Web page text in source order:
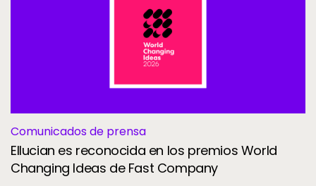
Comunicados de prensa
Ellucian es reconocida en los premios World
Changing Ideas de Fast Company